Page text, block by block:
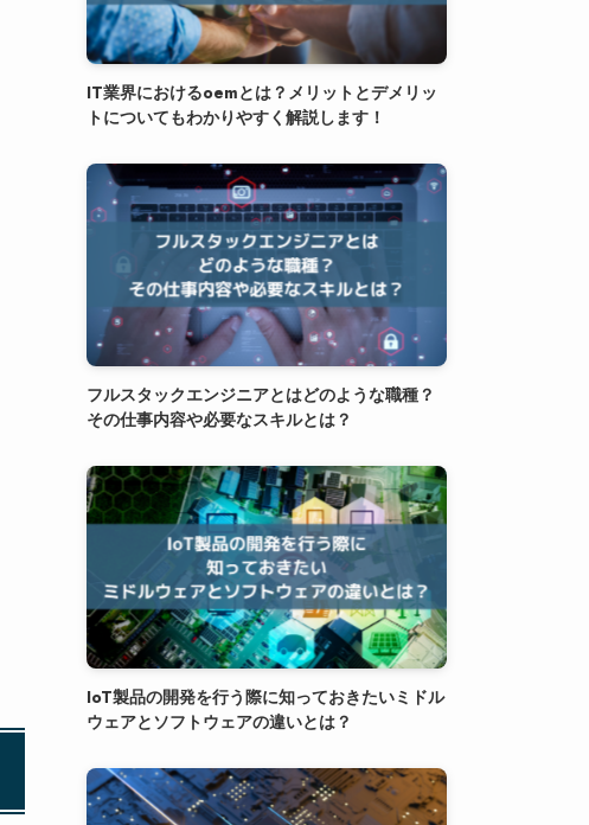
IT業界におけるoemとは？メリットとデメリッ
トについてもわかりやすく解説します！
フルスタックエンジニアとはどのような職種？
その仕事内容や必要なスキルとは？
IoT製品の開発を行う際に知っておきたいミドル
ウェアとソフトウェアの違いとは？